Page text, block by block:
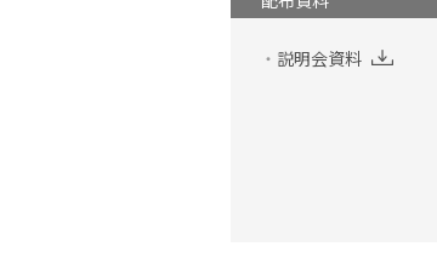
説明会資料